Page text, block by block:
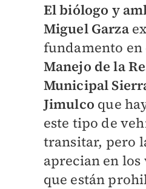
El biólogo y
Miguel Garza
fundamento en
Manejo de la
Municipal
Jimulco que
este tipo de
transitar, pero
aprecian en los
que están